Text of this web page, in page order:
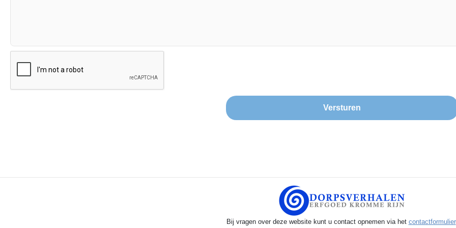
Bij vragen over deze website kunt u contact opnemen via het contactformulier